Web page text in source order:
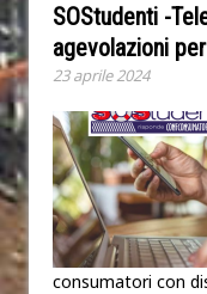
SOStudenti -
agevolazioni
23 aprile 2024
consumatori con